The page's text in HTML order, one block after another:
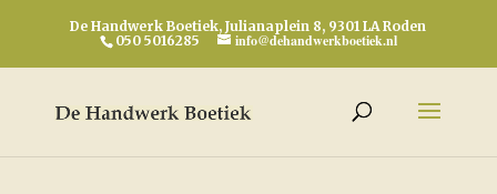
De Handwerk Boetiek, Julianaplein 8, 9301 LA Roden
050 5016285
info@dehandwerkboetiek.nl